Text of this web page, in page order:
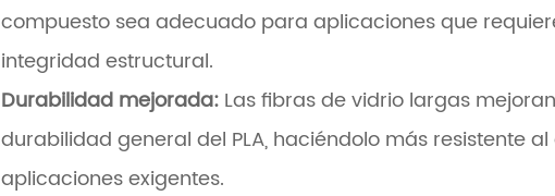
compuesto sea adecuado para aplicaciones que
integridad estructural.
Durabilidad mejorada: Las fibras de vidrio largas
durabilidad general del PLA, haciéndolo más resistente
aplicaciones exigentes.